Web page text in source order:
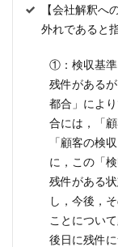
【会社解釈へ
外れであると指
①：検収基準
残件がある
都合」によ
合には，「
「顧客の検
に，この「
残件がある
し，今後，
ことについ
後日に残件